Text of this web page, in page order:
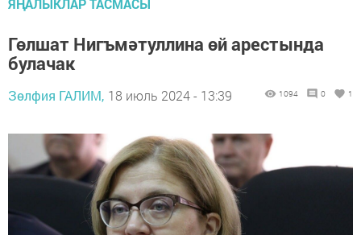
Гөлшат Нигъмәтуллина өй арестында
булачак
Зөлфия ГАЛИМ, 18 июль 2024 - 13:39 1094 0 1